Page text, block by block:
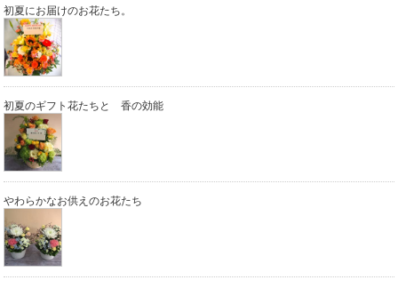
初夏にお届けのお花たち。
初夏のギフト花たちと 香の効能
やわらかなお供えのお花たち